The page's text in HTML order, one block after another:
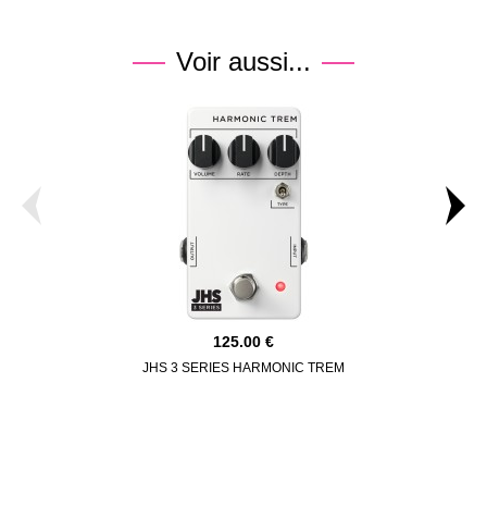
Voir aussi...
125.00
JHS 3 SERIES HARMONIC TREM